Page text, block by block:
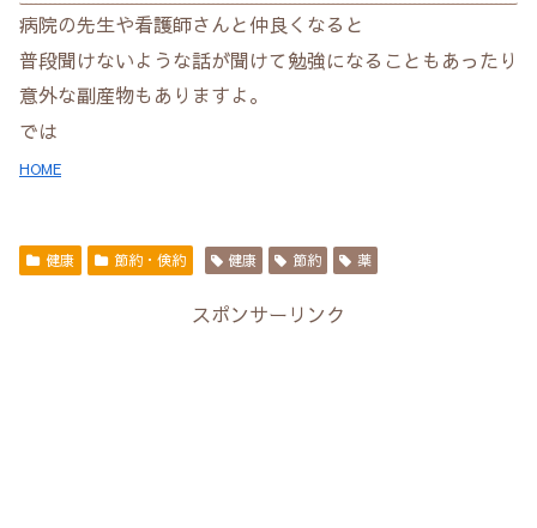
病院の先生や看護師さんと仲良くなると
普段聞けないような話が聞けて勉強になることもあったり
意外な副産物もありますよ。
では
HOME
健康 節約・倹約 健康 節約 薬
スポンサーリンク